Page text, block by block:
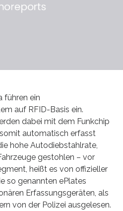
führen ein
auf RFID-Basis ein.
dabei mit dem Funkchip
automatisch erfasst
hohe Autodiebstahlrate,
gestohlen – vor
heißt es von offizieller
so genannten ePlates
Erfassungsgeräten, als
von der Polizei ausgelesen.